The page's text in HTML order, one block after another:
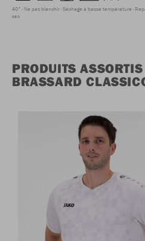
40° Ne pas blanchir Séchage à basse température
sec
PRODUITS
BRASSARD